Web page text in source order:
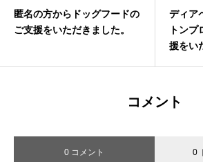
匿名の方からドッグフードの
ご支援をいただきました。
ディア
トン
援をい
コメント
0 コメント 0